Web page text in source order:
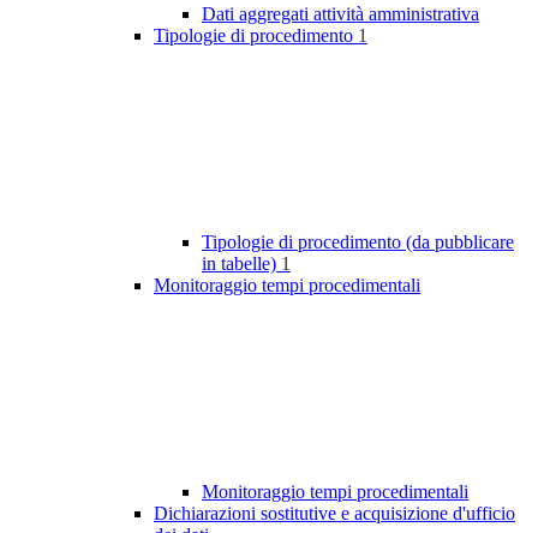
Dati aggregati attività amministrativa
Tipologie di procedimento 1
Tipologie di procedimento (da pubblicare
in tabelle) 1
Monitoraggio tempi procedimentali
Monitoraggio tempi procedimentali
Dichiarazioni sostitutive e acquisizione d'ufficio